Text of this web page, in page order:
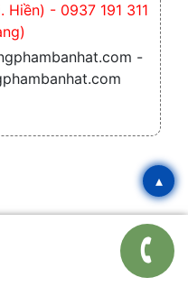
BẬT
nhà phân phối văn
Hiền) - 0937 191 311
-
▴